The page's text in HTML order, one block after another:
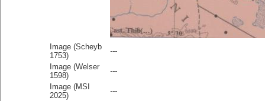
Image (Scheyb
1753)
---
Image (Welser
1598)
---
Image (MSI
2025)
---